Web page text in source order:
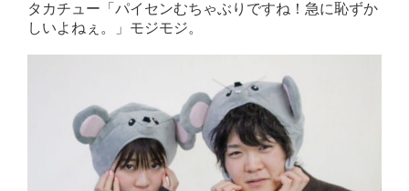
タカチュー「パイセンむちゃぶりですね！急に恥ずか
しいよねぇ。」モジモジ。